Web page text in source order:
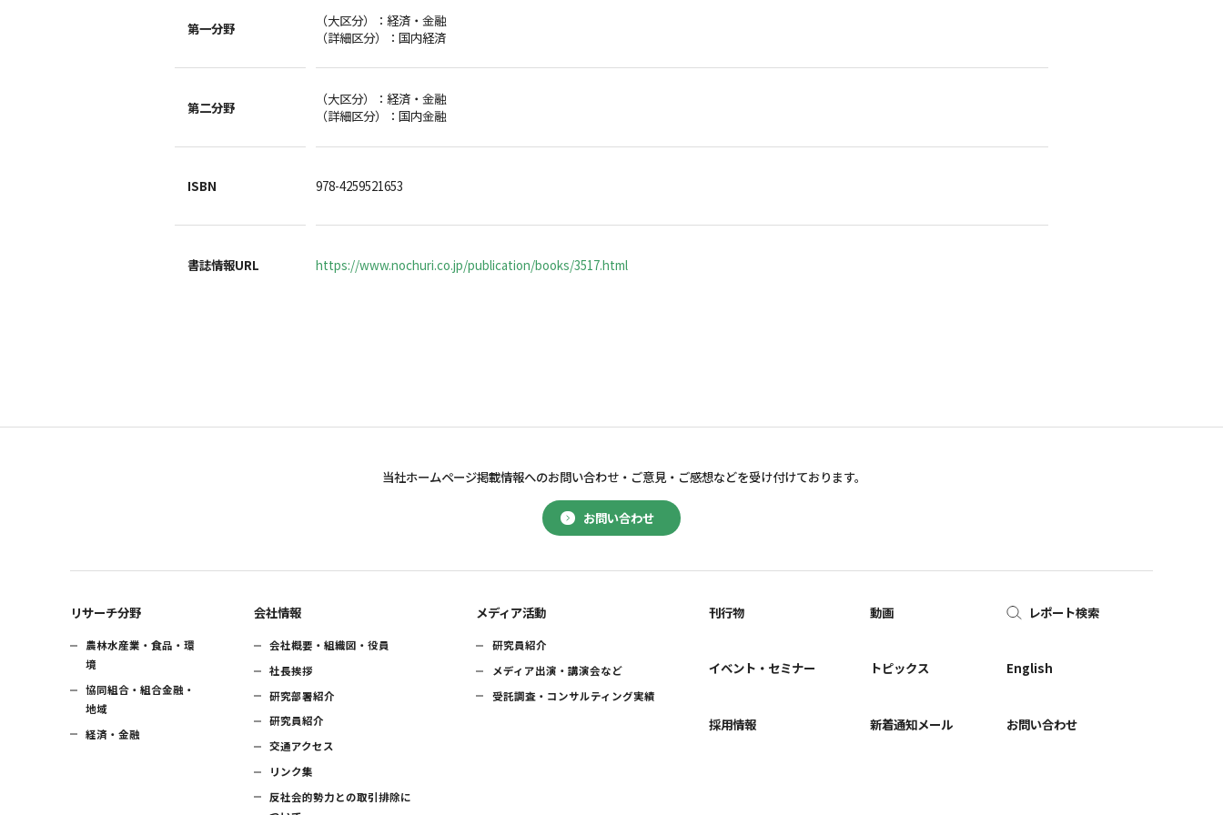
第一分野
（大区分）：経済・金融
（詳細区分）：国内経済
第二分野
（大区分）：経済・金融
（詳細区分）：国内金融
ISBN 978-4259521653
書誌情報URL https://www.nochuri.co.jp/publication/books/3517.html
お問い合わせ
当社ホームページ掲載情報へのお問い合わせ・ ご意見・ご感想などを受け付けております。
リサーチ分野
農林水産業・食品・環
境
協同組合・組合金融・
地域
経済・金融
会社情報
会社概要・組織図・役員
社長挨拶
研究部署紹介
研究員紹介
交通アクセス
リンク集
反社会的勢力との取引排除に
メディア活動
研究員紹介
メディア出演・講演会など
受託調査・コンサルティング実績
刊行物
イベント・セミナー
採用情報
動画
トピックス
新着通知メール
レポート検索
English
お問い合わせ